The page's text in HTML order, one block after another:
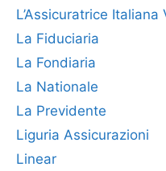
L’Assicuratrice Italiana
La Fiduciaria
La Fondiaria
La Nationale
La Previdente
Liguria Assicurazioni
Linear